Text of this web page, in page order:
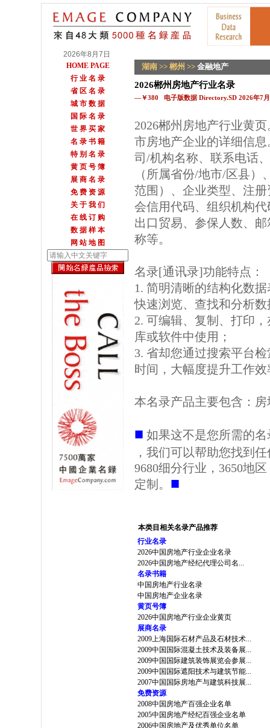
2026年8月7日
HOME PAGE
行 业 名 录
省 区 名 录
城 市 数 据
国 际 名 录
世 界 买 家
名 录 书 籍
特 别 名 录
黄 页 号 簿
展 商 名 录
免 费 资 源
关 于 我 们
在 线 订 购
数 据 样 本
网 站 地 图
湖南 >> 郴州 >> 金融地产
2026郴州房地产行业名录
—￥380 电子版数据 Directory.SD 2026年7
2026郴州房地产行业黄
市房地产企业的详细信
司/机构名称、联系电话
（所属省份/地市/区县
范围）、企业类型、注
会信用代码、组织机构
出口贸易、参保人数、
称等。
名录[通讯录]功能特点：
1. 简明清晰的结构化数
快速浏览、查找和分析数
2. 可编辑、复制、打印
库或软件中使用；
3. 省却您通过搜索平台
时间，大幅度提升工作效
本名录产品主要包含：
■ 如果这不是您所需的
，我们可以帮助您找到
9680细分行业，3650地
定制。 ■
本类目相关名录产品推荐
行业名录
2026中国房地产行业企业名录
2026中国房地产经纪代理公司名...
名录书籍
中国房地产行业名录
中国房地产企业名录
黄页号簿
2026中国房地产行业企业黄页
展商名录
2009上海国际石材产品及石材技术...
2009中国国际混凝土技术及装备展...
2009中国国际建筑装饰展览会参展...
2009中国国际遮阳技术与建筑节能...
2007中国国际房地产与建筑科技展...
免费资源
2008中国房地产百强企业名单
2005中国房地产经纪百强企业名单
2006中国房地产及优秀单位名单